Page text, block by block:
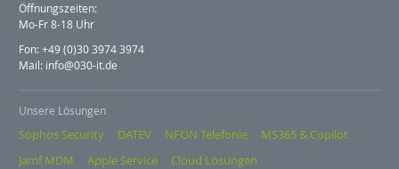
Öffnungszeiten:
Mo-Fr 8-18 Uhr
Fon: +49 (0)30 3974 3974
Mail: info@030-it.de
Unsere Lösungen
Sophos Security DATEV NFON Telefonie
MS365 & Copilot
Jamf MDM
Apple Service Cloud Lösungen